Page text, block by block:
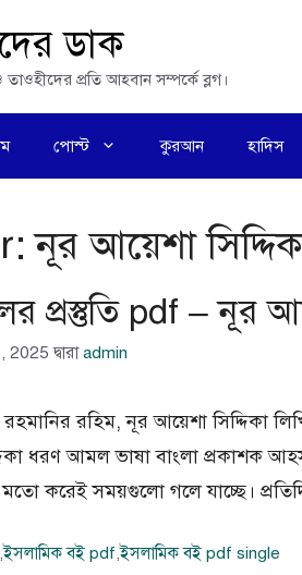
ডাক
তাওহীদের প্রতি আহবান সম্পর্কে ব্লগ।
পোস্ট কুরআন হাদিস
নূর আয়েশা
প্রস্তুতি pdf – নূর
2025 দ্বারাadmin
রহমানির রহিম, নূর আয়েশা
ধরণ আমল ভাষা বাংলা প্রকাশক
করেই সময়গুলো গলে যাচ্ছে।
,ইসলামিক বই pdf,ইসলামিক বই pdf single